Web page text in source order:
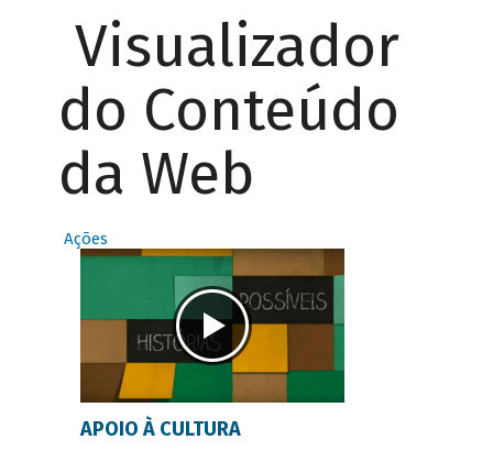
Visualizador
do Conteúdo
da Web
Ações
APOIO À CULTURA